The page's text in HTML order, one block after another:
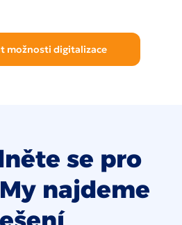
možnosti digitalizace
se pro
najdeme